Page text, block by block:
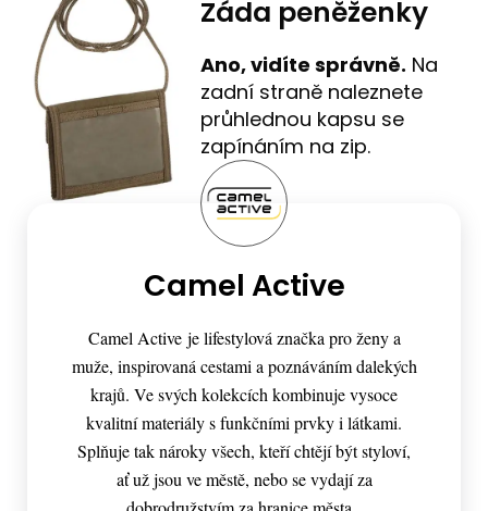
Záda peněženky
Ano, vidíte správně. Na
zadní straně naleznete
průhlednou kapsu se
zapínáním na zip.
Camel Active
Camel Active je lifestylová značka pro ženy a
muže, inspirovaná cestami a poznáváním dalekých
krajů. Ve svých kolekcích kombinuje vysoce
kvalitní materiály s funkčními prvky i látkami.
Splňuje tak nároky všech, kteří chtějí být styloví,
ať už jsou ve městě, nebo se vydají za